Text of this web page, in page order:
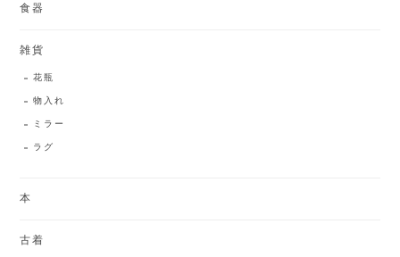
食器
雑貨
花瓶
物入れ
ミラー
ラグ
本
古着